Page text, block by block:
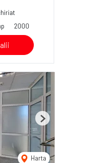
2000
Harta
Next